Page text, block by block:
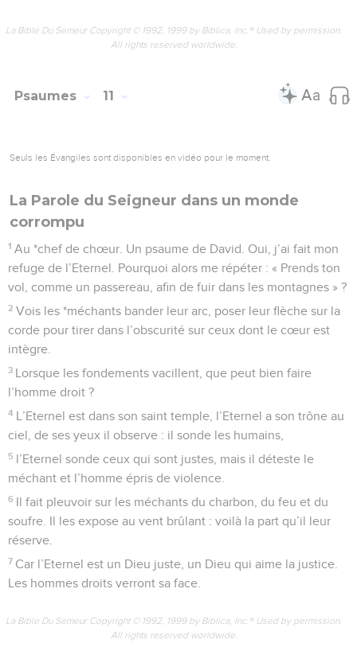
La Bible Du Semeur Copyright © 1992, 1999 by Biblica, Inc.® Used by permission.
All rights reserved worldwide.
Psaumes 11
Seuls les Évangiles sont disponibles en vidéo pour le moment.
La Parole du Seigneur dans un monde
corrompu
1 Au *chef de chœur. Un psaume de David. Oui, j’ai fait mon
refuge de l’Eternel. Pourquoi alors me répéter : « Prends ton
vol, comme un passereau, afin de fuir dans les montagnes » ?
2 Vois les *méchants bander leur arc, poser leur flèche sur la
corde pour tirer dans l’obscurité sur ceux dont le cœur est
intègre.
3 Lorsque les fondements vacillent, que peut bien faire
l’homme droit ?
4 L’Eternel est dans son saint temple, l’Eternel a son trône au
ciel, de ses yeux il observe : il sonde les humains,
5 l’Eternel sonde ceux qui sont justes, mais il déteste le
méchant et l’homme épris de violence.
6 Il fait pleuvoir sur les méchants du charbon, du feu et du
soufre. Il les expose au vent brûlant : voilà la part qu’il leur
réserve.
7 Car l’Eternel est un Dieu juste, un Dieu qui aime la justice.
Les hommes droits verront sa face.
La Bible Du Semeur Copyright © 1992, 1999 by Biblica, Inc.® Used by permission.
All rights reserved worldwide.